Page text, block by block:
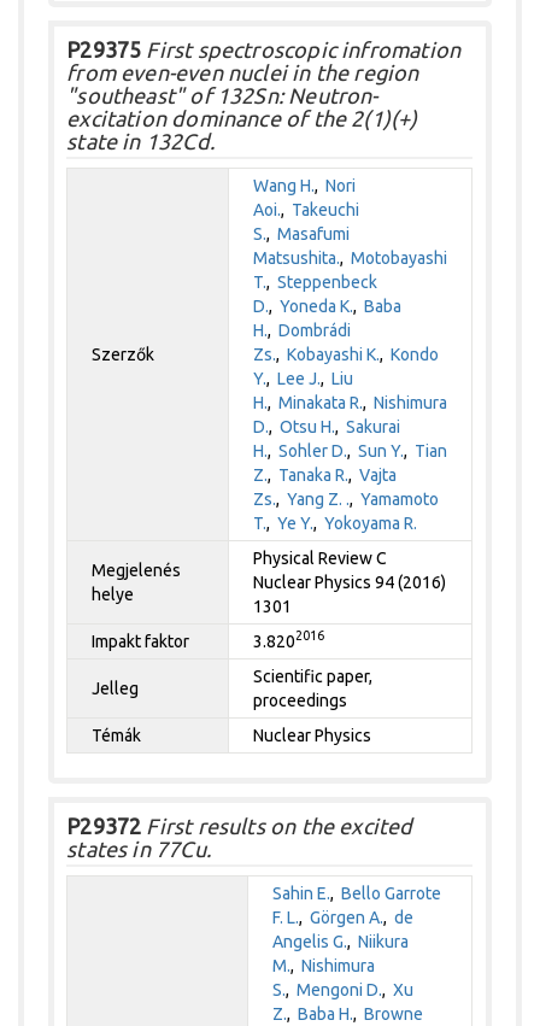
P29375 First spectroscopic infromation
from even-even nuclei in the region
"southeast" of 132Sn: Neutron-
excitation dominance of the 2(1)(+)
state in 132Cd.
Szerzők
Wang H.,Nori
Aoi., Takeuchi
S.,Masafumi
Matsushita.,Motobayashi
T.,Steppenbeck
D.,Yoneda K.,Baba
H.,Dombrádi
Zs.,Kobayashi K.,Kondo
Y.,Lee J.,Liu
H.,Minakata R.,Nishimura
D.,Otsu H.,Sakurai
H.,Sohler D.,Sun Y., Tian
Z., Tanaka R.,Vajta
Zs.,Yang Z. .,Yamamoto
T.,Ye Y.,Yokoyama R.
Megjelenés
helye
Physical Review C
Nuclear Physics 94 (2016)
1301
Impakt faktor
3.8202016
Jelleg
Scientific paper,
proceedings
Témák
Nuclear Physics
P29372 First results on the excited
states in 77Cu.
Sahin E.,Bello Garrote
F. L.,Görgen A.,de
Angelis G.,Niikura
M.,Nishimura
S.,Mengoni D.,Xu
Z.,Baba H.,Browne